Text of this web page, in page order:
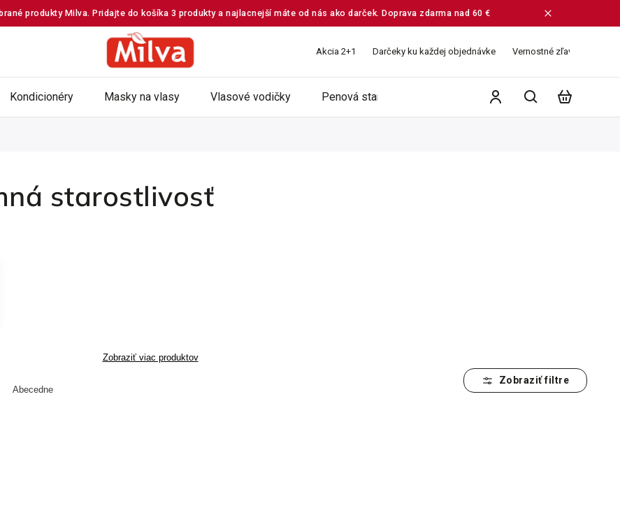
produkty Milva. Pridajte do košíka 3 produkty a najlacnejší máte od nás ako darček. Doprava zdarma nad 60 €
Akcia 2+1 Darčeky ku každej objednávke Vernostné zľavy
Kondicionéry Masky na vlasy Vlasové vodičky Penová starostlivosť Ružové vodičky Balíčky
starostlivosť
Zobraziť viac produktov
Abecedne